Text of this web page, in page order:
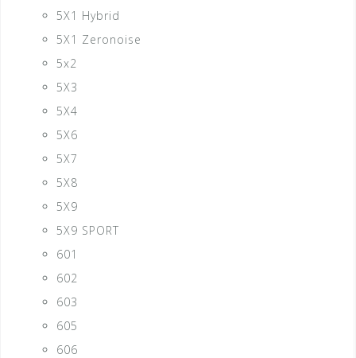
5X1 Hybrid
5X1 Zeronoise
5x2
5X3
5X4
5X6
5X7
5X8
5X9
5X9 SPORT
601
602
603
605
606